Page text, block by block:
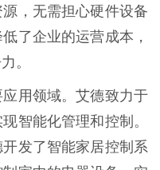
，无需担心硬件设备
了企业的运营成本，
。
用领域。艾德致力于
智能化管理和控制。
发了智能家居控制系